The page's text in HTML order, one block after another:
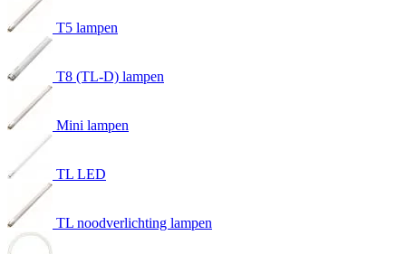
T5 lampen
T8 (TL-D) lampen
Mini lampen
TL LED
TL noodverlichting lampen